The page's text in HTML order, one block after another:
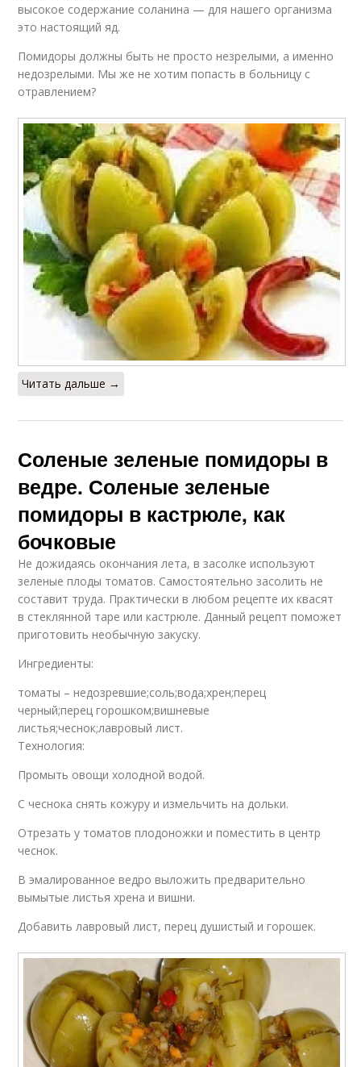
высокое содержание соланина — для нашего организма
это настоящий яд.
Помидоры должны быть не просто незрелыми, а именно
недозрелыми. Мы же не хотим попасть в больницу с
отравлением?
Читать дальше →
Соленые зеленые помидоры в
ведре. Соленые зеленые
помидоры в кастрюле, как
бочковые
Не дожидаясь окончания лета, в засолке используют
зеленые плоды томатов. Самостоятельно засолить не
составит труда. Практически в любом рецепте их квасят
в стеклянной таре или кастрюле. Данный рецепт поможет
приготовить необычную закуску.
Ингредиенты:
томаты – недозревшие;соль;вода;хрен;перец
черный;перец горошком;вишневые
листья;чеснок;лавровый лист.
Технология:
Промыть овощи холодной водой.
С чеснока снять кожуру и измельчить на дольки.
Отрезать у томатов плодоножки и поместить в центр
чеснок.
В эмалированное ведро выложить предварительно
вымытые листья хрена и вишни.
Добавить лавровый лист, перец душистый и горошек.